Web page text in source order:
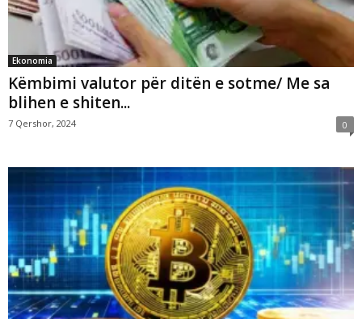
Ekonomia
Këmbimi valutor për ditën e sotme/ Me sa
blihen e shiten...
7 Qershor, 2024 0